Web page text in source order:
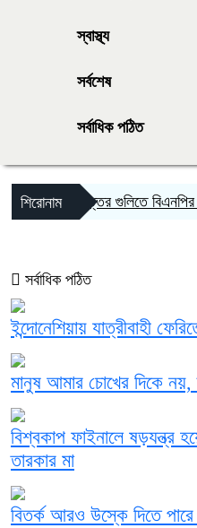
স্বাস্থ্য
সর্বশেষ
সর্বাধিক পঠিত
শিরোনাম
দুর্বৃত্তের গুলিতে বিএনপির
সর্বাধিক পঠিত
ইন্দোনেশিয়ায় যাত্রীবাহী
মানুষ আমার চোখের দিকে নয়,
বিশ্বকাপ ফাইনালে ষড়যন্ত্র
তারকার মা
বিতর্ক আরও উস্কে দিতে পারে